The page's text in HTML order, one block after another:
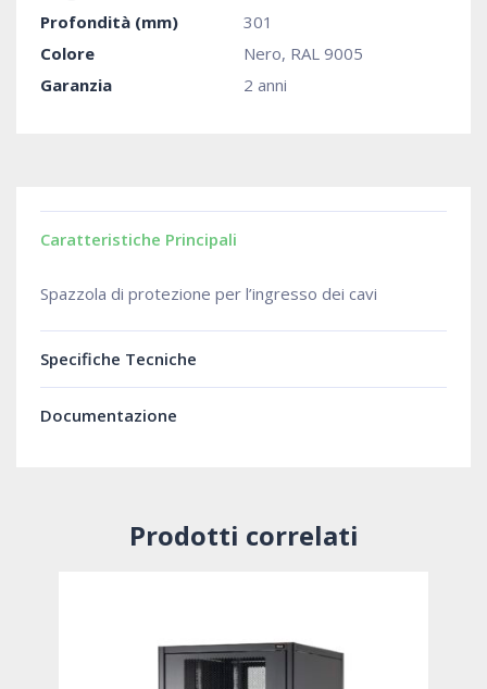
Profondità (mm)
301
Colore
Nero, RAL 9005
Garanzia
2 anni
Caratteristiche Principali
Spazzola di protezione per l’ingresso dei cavi
Specifiche Tecniche
Documentazione
Prodotti correlati